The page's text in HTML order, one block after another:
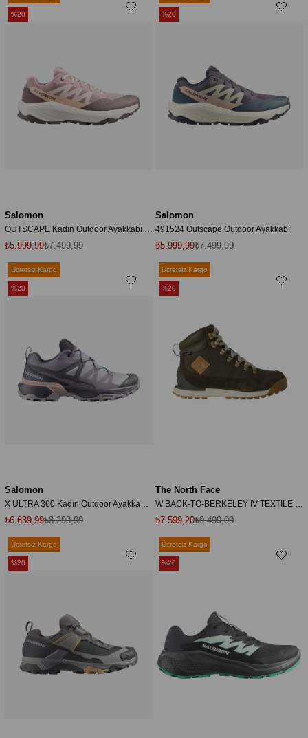
Salomon
OUTSCAPE Kadın Outdoor Ayakkabı Shadow Gray L49153400
₺5.999,99₺7.499,99
%20
Salomon
491524 Outscape Outdoor Ayakkabı
₺5.999,99₺7.499,99
%20
Salomon
₺6.639,99₺8.299,99
Ücretsiz Kargo
%20
The North Face
₺7.599,20₺9.499,00
Ücretsiz Kargo
%20
Ücretsiz Kargo
%20
Ücretsiz Kargo
%20